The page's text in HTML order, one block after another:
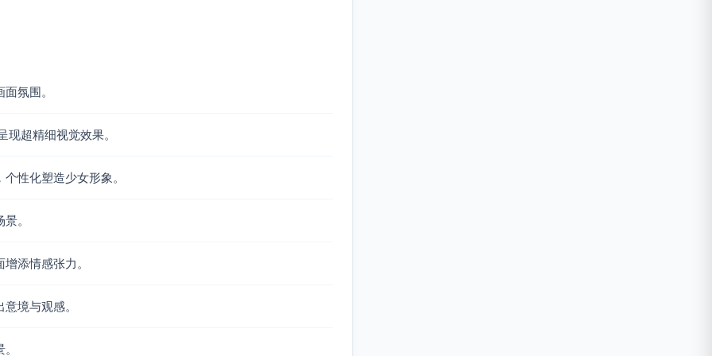
氛围。
超精细视觉效果。
性化塑造少女形象。
。
添情感张力。
境与观感。